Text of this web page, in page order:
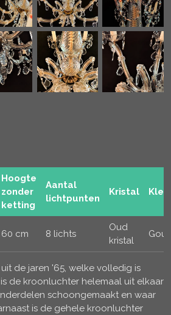
Hoogte
zonder
ketting
Aantal
lichtpunten
Kristal
60 cm 8 lichts
Oud
kristal
de jaren '65, welke volledig is
de kroonluchter helemaal uit elkaar
schoongemaakt en waar
is de gehele kroonluchter